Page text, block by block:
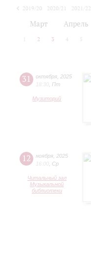
2019/20 2020/21 2021/22
Март Апрель
2 3 4 5
31 октября 2025
18:30 Пт
Музиторий
12 ноября 2025
16:00 Ср
Читальный зал
Музыкальной
библиотеки